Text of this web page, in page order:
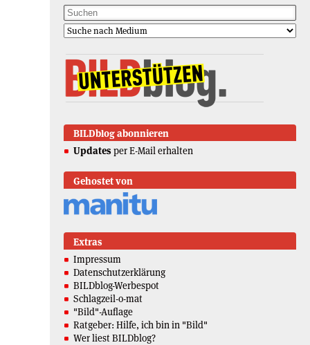
BILDblog abonnieren
Updates per E-Mail erhalten
Gehostet von
Extras
Impressum
Datenschutzerklärung
BILDblog-Werbespot
Schlagzeil-o-mat
"Bild"-Auflage
Ratgeber: Hilfe, ich bin in "Bild"
Wer liest BILDblog?